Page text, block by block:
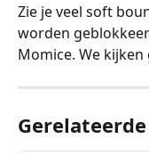
Zie je veel soft
worden
Momice. We